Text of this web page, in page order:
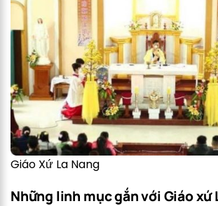
Giáo Xứ La Nang
Những linh mục gắn với Giáo xứ